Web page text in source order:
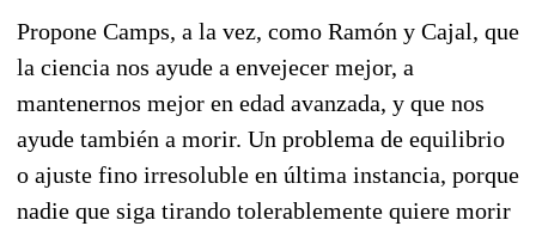
Propone Camps, a la vez, como Ramón y Cajal, que
la ciencia nos ayude a envejecer mejor, a
mantenernos mejor en edad avanzada, y que nos
ayude también a morir. Un problema de equilibrio
o ajuste fino irresoluble en última instancia, porque
nadie que siga tirando tolerablemente quiere morir